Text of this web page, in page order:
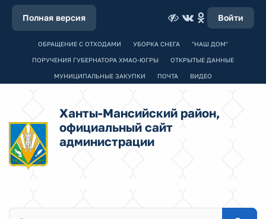
Полная версия Войти
ОБРАЩЕНИЕ С ОТХОДАМИ УБОРКА СНЕГА "НАШ ДОМ"
ПОРУЧЕНИЯ ГУБЕРНАТОРА ХМАО-ЮГРЫ ОТКРЫТЫЕ ДАННЫЕ
МУНИЦИПАЛЬНЫЕ ЗАКУПКИ ПОЧТА ВИДЕО
Ханты-Мансийский район,
официальный сайт
администрации